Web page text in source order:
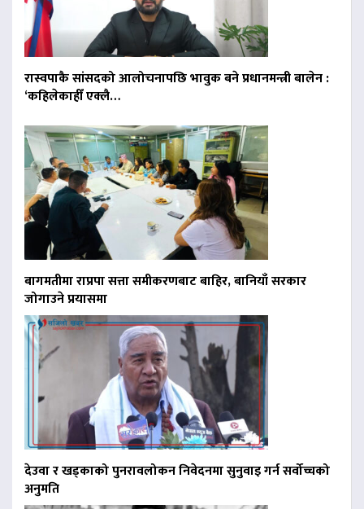
रास्वपाकै सांसदको आलोचनापछि भावुक बने प्रधानमन्त्री बालेन :
‘कहिलेकाहीँ एक्लै…
बागमतीमा राप्रपा सत्ता समीकरणबाट बाहिर, बानियाँ सरकार
जोगाउने प्रयासमा
देउवा र खड्काको पुनरावलोकन निवेदनमा सुनुवाइ गर्न सर्वोच्चको
अनुमति